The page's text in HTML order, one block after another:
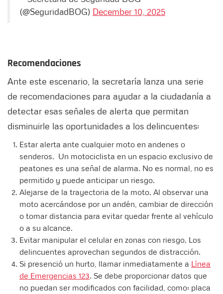
(@SeguridadBOG) December 10, 2025
Recomendaciones
Ante este escenario, la secretaría lanza una serie
de recomendaciones para ayudar a la ciudadanía a
detectar esas señales de alerta que permitan
disminuirle las oportunidades a los delincuentes:
Estar alerta ante cualquier moto en andenes o
senderos. Un motociclista en un espacio exclusivo de
peatones es una señal de alarma. No es normal, no es
permitido y puede anticipar un riesgo.
Alejarse de la trayectoria de la moto. Al observar una
moto acercándose por un andén, cambiar de dirección
o tomar distancia para evitar quedar frente al vehículo
o a su alcance.
Evitar manipular el celular en zonas con riesgo. Los
delincuentes aprovechan segundos de distracción.
Si presenció un hurto, llamar inmediatamente a Línea
de Emergencias 123. Se debe proporcionar datos que
no puedan ser modificados con facilidad, como: placa